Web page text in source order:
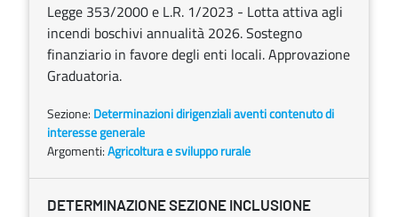
Legge 353/2000 e L.R. 1/2023 - Lotta attiva agli
incendi boschivi annualità 2026. Sostegno
finanziario in favore degli enti locali. Approvazione
Graduatoria.
Sezione: Determinazioni dirigenziali aventi contenuto di
interesse generale
Argomenti:Agricoltura e sviluppo rurale
DETERMINAZIONE SEZIONE INCLUSIONE